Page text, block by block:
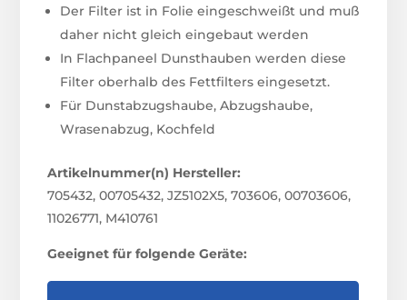
Der Filter ist in Folie eingeschweißt und muß
daher nicht gleich eingebaut werden
In Flachpaneel Dunsthauben werden diese
Filter oberhalb des Fettfilters eingesetzt.
Für Dunstabzugshaube, Abzugshaube,
Wrasenabzug, Kochfeld
Artikelnummer(n) Hersteller:
705432, 00705432, JZ5102X5, 703606, 00703606,
11026771, M410761
Geeignet für folgende Geräte: